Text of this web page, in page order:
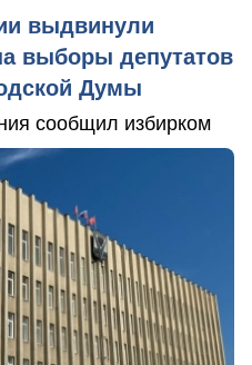
выдвинули
выборы депутатов
Думы
сообщил избирком